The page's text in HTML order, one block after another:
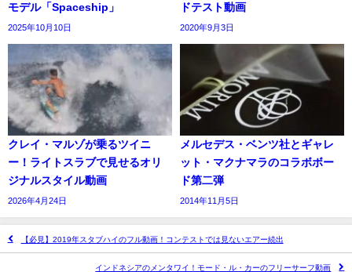
モデル「Spaceship」
2025年10月10日
ドテスト動画
2020年9月3日
クレイ・マルゾが乗るツイニ
ー！ライトスラブで見せるオリ
ジナルスタイル動画
2026年4月24日
メルセデス・ベンツ社とギャレ
ット・マクナマラのコラボボー
ド第二弾
2014年11月5日
【必見】2019年スタブハイのフル動画！コンテストでは見ないエアー続出
インドネシアのメンタワイ！モード・ル・カーのフリーサーフ動画